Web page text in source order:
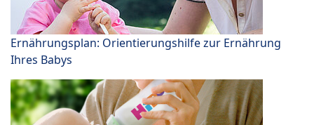
Ernährungsplan: Orientierungshilfe zur Ernährung
Ihres Babys